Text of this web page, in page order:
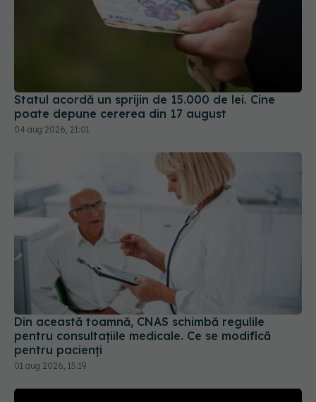
Statul acordă un sprijin de 15.000 de lei. Cine
poate depune cererea din 17 august
04 aug 2026, 21:01
Din această toamnă, CNAS schimbă regulile
pentru consultațiile medicale. Ce se modifică
pentru pacienți
01 aug 2026, 15:19